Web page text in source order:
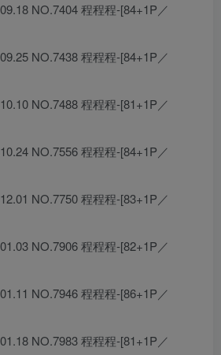
NO.7404 程程程-[84+1P／
NO.7438 程程程-[84+1P／
NO.7488 程程程-[81+1P／
NO.7556 程程程-[84+1P／
NO.7750 程程程-[83+1P／
NO.7906 程程程-[82+1P／
NO.7946 程程程-[86+1P／
NO.7983 程程程-[81+1P／